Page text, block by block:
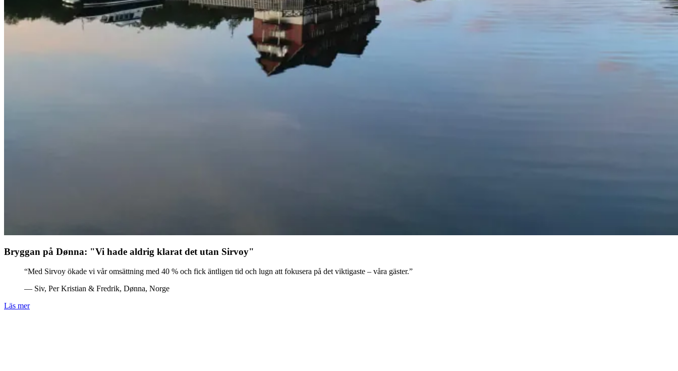
Bryggan på Dønna: "Vi hade aldrig klarat det utan Sirvoy"
“Med Sirvoy ökade vi vår omsättning med 40 % och fick äntligen tid och lugn att fokusera på det viktigaste – våra gäster.”
— Siv, Per Kristian & Fredrik, Dønna, Norge
Läs mer